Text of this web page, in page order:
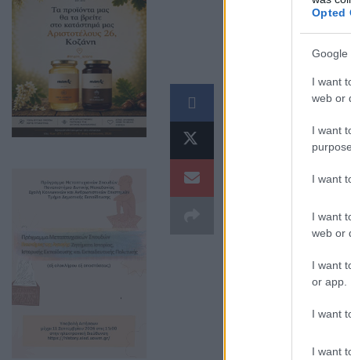
Opted
Google
I want
web or
I want
I want
I want
web or
I want
or app.
I want
I want
Φόβος
συχνές